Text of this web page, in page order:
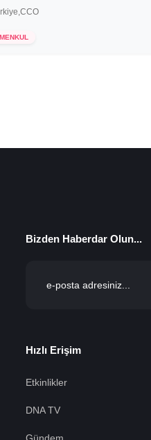
Bizden Haberdar Olun...
Hızlı Erişim
Etkinlikler
DNA TV